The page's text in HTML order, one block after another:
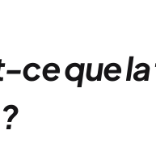
que la